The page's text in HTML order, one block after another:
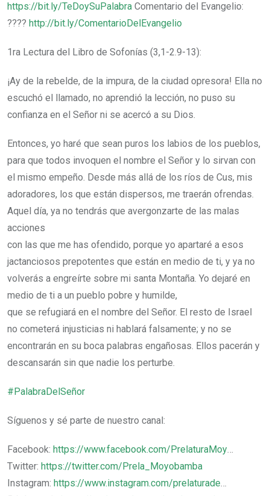
https://bit.ly/TeDoySuPalabra Comentario del Evangelio:
???? http://bit.ly/ComentarioDelEvangelio
1ra Lectura del Libro de Sofonías (3,1-2.9-13):
¡Ay de la rebelde, de la impura, de la ciudad opresora! Ella no
escuchó el llamado, no aprendió la lección, no puso su
confianza en el Señor ni se acercó a su Dios.
Entonces, yo haré que sean puros los labios de los pueblos,
para que todos invoquen el nombre el Señor y lo sirvan con
el mismo empeño. Desde más allá de los ríos de Cus, mis
adoradores, los que están dispersos, me traerán ofrendas.
Aquel día, ya no tendrás que avergonzarte de las malas
acciones
con las que me has ofendido, porque yo apartaré a esos
jactanciosos prepotentes que están en medio de ti, y ya no
volverás a engreírte sobre mi santa Montaña. Yo dejaré en
medio de ti a un pueblo pobre y humilde,
que se refugiará en el nombre del Señor. El resto de Israel
no cometerá injusticias ni hablará falsamente; y no se
encontrarán en su boca palabras engañosas. Ellos pacerán y
descansarán sin que nadie los perturbe.
#PalabraDelSeñor​​​​​
Síguenos y sé parte de nuestro canal:
Facebook: https://www.facebook.com/PrelaturaMoy…
Twitter: https://twitter.com/Prela_Moyobamba​
Instagram: https://www.instagram.com/prelaturade…